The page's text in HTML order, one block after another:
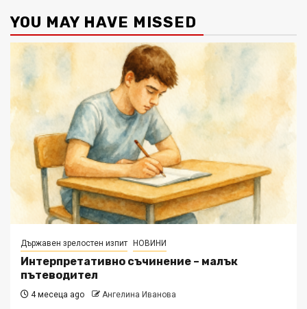
YOU MAY HAVE MISSED
Държавен зрелостен изпит НОВИНИ
Интерпретативно съчинение – малък
пътеводител
4 месеца ago Ангелина Иванова